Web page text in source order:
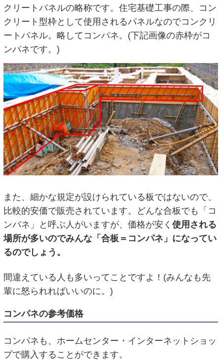
クリートパネルの略称です。住宅基礎工事の際、コン
クリート型枠として使用されるパネルなのでコンクリ
ートパネル。略してコンパネ。(下記画像の赤枠がコ
ンパネです。)
また、細かな規定が設けられている板ではないので、
比較的安価で販売されています。どんな合板でも「コ
ンパネ」と呼ぶ人がいますが、価格が安く 使用される
場所が多いのでみんな「合板＝コンパネ」になってい
るのでしょう。
間違えている人も多いってことですよ！(みんなも先
輩に怒られればいいのに。)
コンパネの参考価格
コンパネも、ホームセンター・インターネットショッ
プで購入することができます。